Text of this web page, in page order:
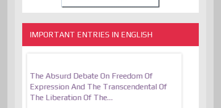
IMPORTANT ENTRIES IN ENGLISH
The Absurd Debate On Freedom Of
Expression And The Transcendental Of
The Liberation Of The…